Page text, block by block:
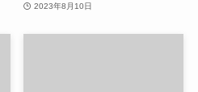
2023年8月10日